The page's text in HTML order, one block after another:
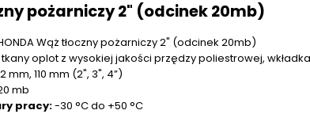
pożarniczy 2" (odcinek 20mb)
Wąż tłoczny pożarniczy 2" (odcinek 20mb)
tkany oplot z wysokiej jakości przędzy poliestrowej,
mm, 110 mm (2", 3", 4”)
mb
pracy:-30 °C do +50 °C